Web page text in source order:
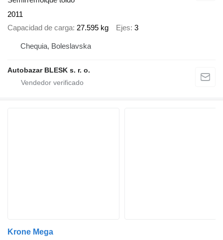
2011
Capacidad de carga 27.595 kg Ejes 3
Chequia, Boleslavska
Autobazar BLESK s. r. o.
Krone Mega